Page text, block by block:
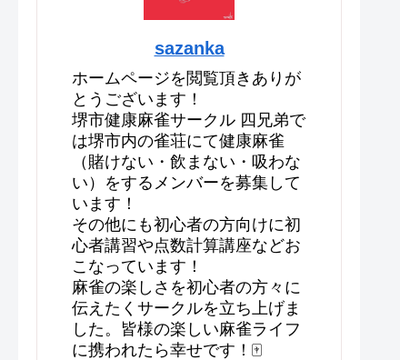
sazanka
ホームページを閲覧頂きありが
とうございます！
堺市健康麻雀サークル 四兄弟で
は堺市内の雀荘にて健康麻雀
（賭けない・飲まない・吸わな
い）をするメンバーを募集して
います！
その他にも初心者の方向けに初
心者講習や点数計算講座などお
こなっています！
麻雀の楽しさを初心者の方々に
伝えたくサークルを立ち上げま
した。皆様の楽しい麻雀ライフ
に携われたら幸せです！🀄